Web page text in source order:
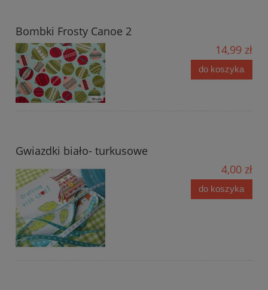
Bombki Frosty Canoe 2
14,99 zł
do koszyka
Gwiazdki biało- turkusowe
4,00 zł
do koszyka